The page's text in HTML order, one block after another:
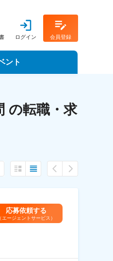
ログイン 会員登録
ント
ミナー
の転職・求
応募依頼する
（エージェントサービス）